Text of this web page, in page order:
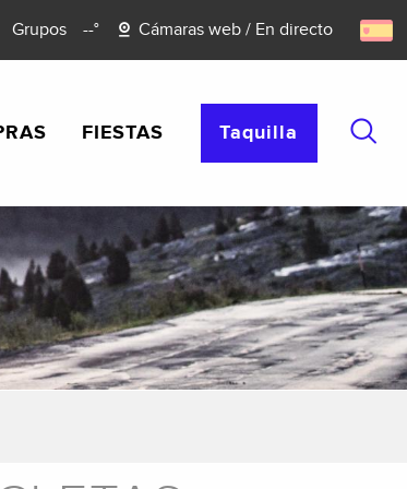
Grupos --° Cámaras web / En directo
FIESTAS Taquilla